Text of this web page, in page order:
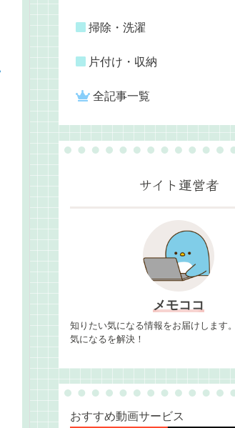
掃除・洗濯
片付け・収納
全記事一覧
サイト運営者
メモココ
知りたい気になる情報をお届けします
気になるを解決！
おすすめ動画サービス